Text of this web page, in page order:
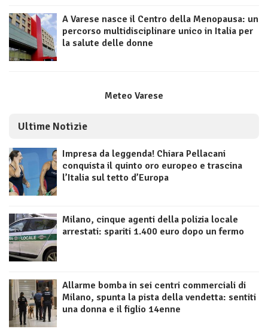
A Varese nasce il Centro della Menopausa: un
percorso multidisciplinare unico in Italia per
la salute delle donne
Meteo Varese
Ultime Notizie
Impresa da leggenda! Chiara Pellacani
conquista il quinto oro europeo e trascina
l’Italia sul tetto d’Europa
Milano, cinque agenti della polizia locale
arrestati: spariti 1.400 euro dopo un fermo
Allarme bomba in sei centri commerciali di
Milano, spunta la pista della vendetta: sentiti
una donna e il figlio 14enne